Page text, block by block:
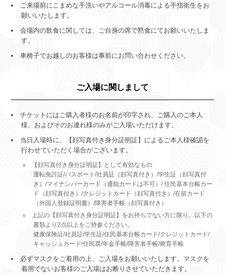
ご来場前にこまめな手洗いやアルコール消毒による手指衛生をお
願いいたします。
会場内の飲食に関しては、ご自身の席で黙食にてお願いいたしま
す。
車椅子でお越しのお客様は事前にお問い合わせください。
ご入場に関しまして
チケットにはご購入者様のお名前が印字され、ご購入のご本人
様、およびそのお連れ様のみがご入場いただけます。
当日入場時に、【顔写真付き身分証明証】によるご本人様確認を
行わせていただく場合がございます。
【顔写真付き身分証明証】として有効なもの
運転免許証/パスポート/社員証（顔写真付き）/学生証（顔写真付
き）/マイナンバーカード（通知カードは不可）/ 住民基本台帳カー
ド（顔写真付き）/クレジットカード（顔写真付き）/在留カード
（外国人登録証明書）/障害者手帳（顔写真付き）
上記の【顔写真付き身分証明証】をお持ちでない方に限り、以下の
書類より2点以上をご持参ください。
健康保険証/社員証/学生証/住民基本台帳カード/クレジットカード/
キャッシュカード/住民票/年金手帳/障害者手帳/療育手帳
必ずマスクをご着用の上、ご入場をお願いいたします。マスクを
着用でないお客様のご入場はお断りさせていただきます。